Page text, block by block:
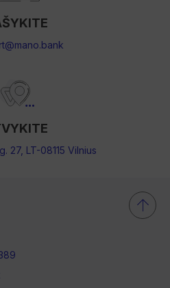
27, LT-08115 Vilnius